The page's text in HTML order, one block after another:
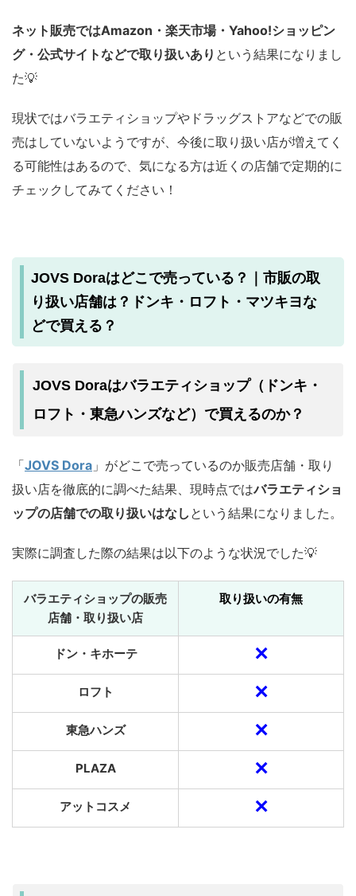
ネット販売ではAmazon・楽天市場・Yahoo!ショッピン
グ・公式サイトなどで取り扱いあり という結果になりまし
た💡
現状ではバラエティショップやドラッグストアなどでの販
売はしていないようですが、今後に取り扱い店が増えてく
る可能性はあるので、気になる方は近くの店舗で定期的に
チェックしてみてください！
JOVS Doraはどこで売っている？｜市販の取
り扱い店舗は？ドンキ・ロフト・マツキヨな
どで買える？
JOVS Doraはバラエティショップ（ドンキ・
ロフト・東急ハンズなど）で買えるのか？
「JOVS Dora 」がどこで売っているのか販売店舗・取り
扱い店を徹底的に調べた結果、現時点ではバラエティショ
ップの店舗での取り扱いはなし という結果になりました。
実際に調査した際の結果は以下のような状況でした💡
バラエティショップの販売
店舗・取り扱い店
取り扱いの有無
ドン・キホーテ ✕
ロフト ✕
東急ハンズ ✕
PLAZA ✕
アットコスメ ✕